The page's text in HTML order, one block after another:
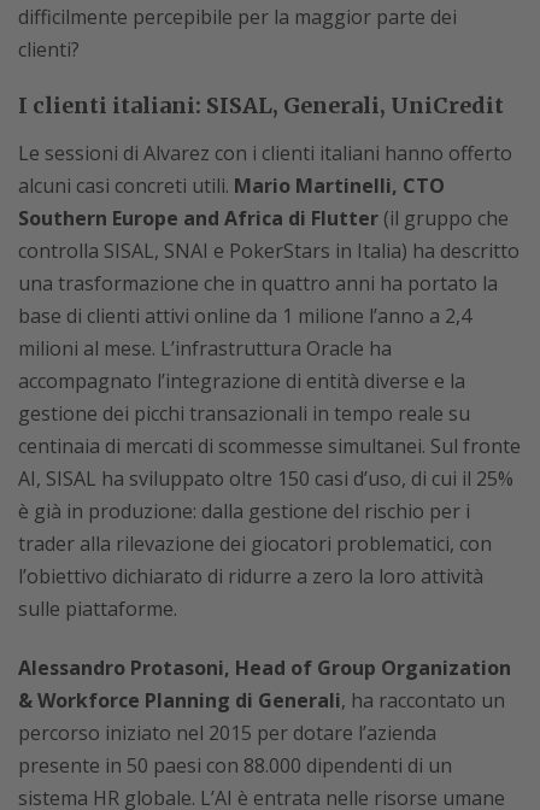
difficilmente percepibile per la maggior parte dei
clienti?
I clienti italiani: SISAL, Generali, UniCredit
Le sessioni di Alvarez con i clienti italiani hanno offerto
alcuni casi concreti utili. Mario Martinelli, CTO
Southern Europe and Africa di Flutter (il gruppo che
controlla SISAL, SNAI e PokerStars in Italia) ha descritto
una trasformazione che in quattro anni ha portato la
base di clienti attivi online da 1 milione l’anno a 2,4
milioni al mese. L’infrastruttura Oracle ha
accompagnato l’integrazione di entità diverse e la
gestione dei picchi transazionali in tempo reale su
centinaia di mercati di scommesse simultanei. Sul fronte
AI, SISAL ha sviluppato oltre 150 casi d’uso, di cui il 25%
è già in produzione: dalla gestione del rischio per i
trader alla rilevazione dei giocatori problematici, con
l’obiettivo dichiarato di ridurre a zero la loro attività
sulle piattaforme.
Alessandro Protasoni, Head of Group Organization
& Workforce Planning di Generali, ha raccontato un
percorso iniziato nel 2015 per dotare l’azienda
presente in 50 paesi con 88.000 dipendenti di un
sistema HR globale. L’AI è entrata nelle risorse umane